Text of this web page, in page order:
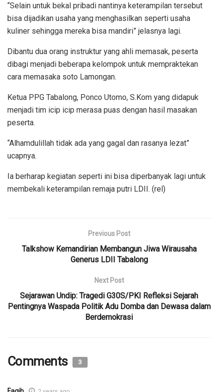
“Selain untuk bekal pribadi nantinya keterampilan tersebut
bisa dijadikan usaha yang menghasilkan seperti usaha
kuliner sehingga mereka bisa mandiri” jelasnya lagi.
Dibantu dua orang instruktur yang ahli memasak, peserta
dibagi menjadi beberapa kelompok untuk mempraktekan
cara memasaka soto Lamongan.
Ketua PPG Tabalong, Ponco Utomo, S.Kom yang didapuk
menjadi tim icip icip merasa puas dengan hasil masakan
peserta.
“Alhamdulillah tidak ada yang gagal dan rasanya lezat”
ucapnya.
Ia berharap kegiatan seperti ini bisa diperbanyak lagi untuk
membekali keterampilan remaja putri LDII. (rel)
Previous Post
Talkshow Kemandirian Membangun Jiwa Wirausaha
Generus LDII Tabalong
Next Post
Sejarawan Undip: Tragedi G30S/PKI Refleksi Sejarah
Pentingnya Waspada Politik Adu Domba dan Dewasa dalam
Berdemokrasi
Comments 3